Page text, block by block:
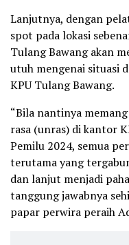
Lanjutnya, dengan
spot pada lokasi
Tulang Bawang akan
utuh mengenai situasi
KPU Tulang Bawang.
“Bila nantinya
rasa (unras) di kantor
Pemilu 2024, semua
terutama yang
dan lanjut menjadi
tanggung jawabnya
papar perwira peraih